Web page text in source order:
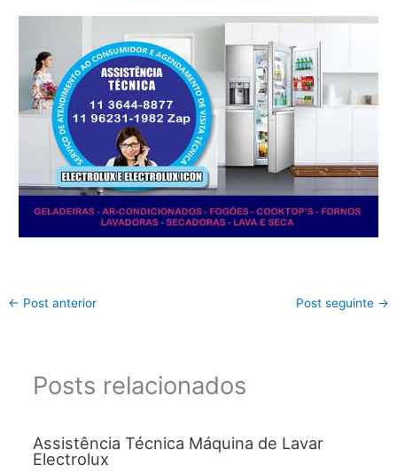
← Post anterior Post seguinte →
Posts relacionados
Assistência Técnica Máquina de Lavar
Electrolux